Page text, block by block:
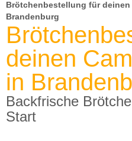
Brötchenbestellung für
Brandenburg
deinen
in
Backfrische
Start